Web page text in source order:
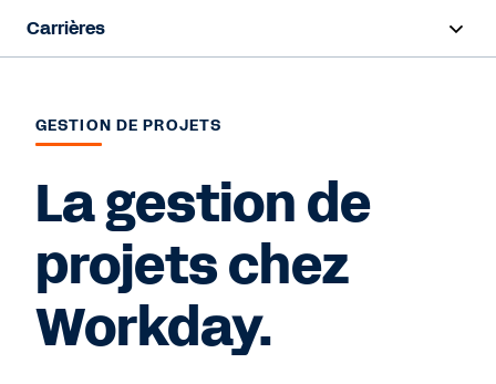
Carrières
Travailler chez Workday
Début de carrière
Programmes d’embauche
Équipes
GESTION DE PROJETS
La gestion de
projets chez
Workday.